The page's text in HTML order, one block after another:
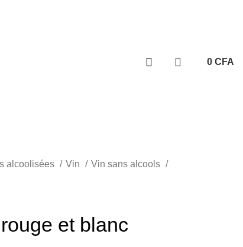
0 CFA
alcoolisées Vin
Vin sans alcools
et blanc